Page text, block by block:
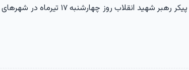
همچنین قرار است، پیکر رهبر شهید انقلاب